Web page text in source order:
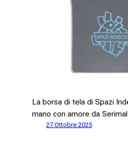
La borsa di tela di Spazi
mano con amore da
27 Ottobre 2025